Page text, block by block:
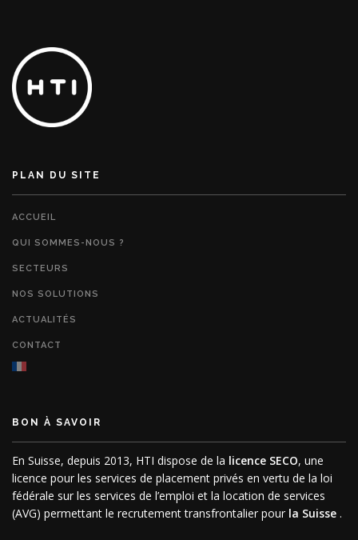
PLAN DU SITE
ACCUEIL
QUI SOMMES-NOUS ?
SECTEURS
NOS SOLUTIONS
ACTUALITÉS
CONTACT
BON À SAVOIR
En Suisse, depuis 2013, HTI dispose de la licence SECO, une
licence pour les services de placement privés en vertu de la loi
fédérale sur les services de l’emploi et la location de services
(AVG) permettant le recrutement transfrontalier pour la Suisse .